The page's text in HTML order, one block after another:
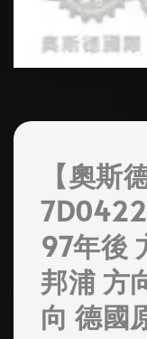
【奧斯
97年後
邦浦 方
向 德國